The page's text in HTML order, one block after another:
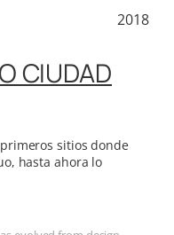
2018
CIUDAD
sitios donde
hasta ahora lo